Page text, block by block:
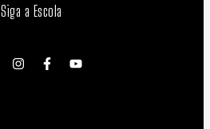
Siga a Escola